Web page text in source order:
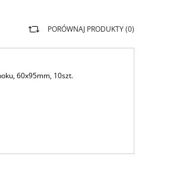
PORÓWNAJ PRODUKTY (0)
60x95mm, 10szt.